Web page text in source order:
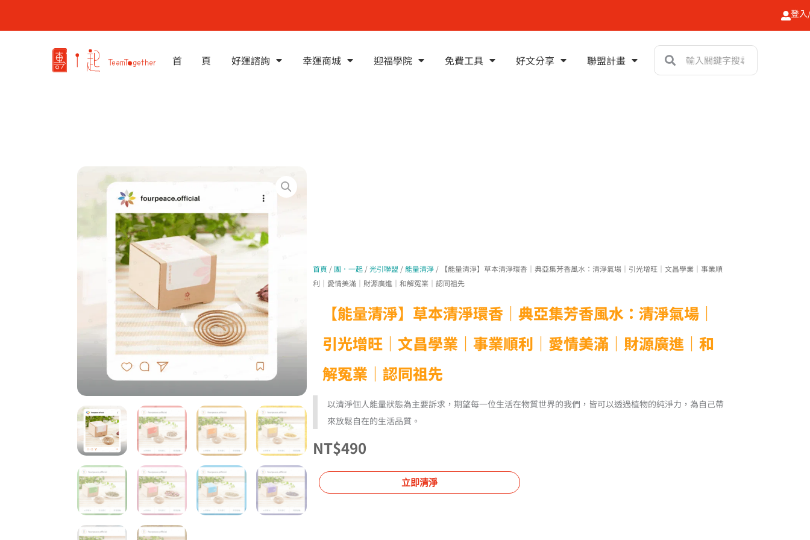
登
首 頁 好運諮詢 幸運商城 迎福學院 免費工具 好文分享 聯盟計畫
搜
搜
尋
首頁 / 團．一起/光引聯盟 / 能量清淨/ 【能量清淨】草本清淨環香｜典亞集芳香風水：清淨氣場｜引光增旺｜文昌學業｜事業順
利｜愛情美滿｜財源廣進｜和解冤業｜認同祖先
【能量清淨】草本清淨環香｜典亞集芳香風水：清淨氣場｜
引光增旺｜文昌學業｜事業順利｜愛情美滿｜財源廣進｜和
解冤業｜認同祖先
以清淨個人能量狀態為主要訴求，期望每一位生活在物質世界的我們，皆可以透過植物的純淨力，為自己帶
來放鬆自在的生活品質。
NT$490
立即清淨